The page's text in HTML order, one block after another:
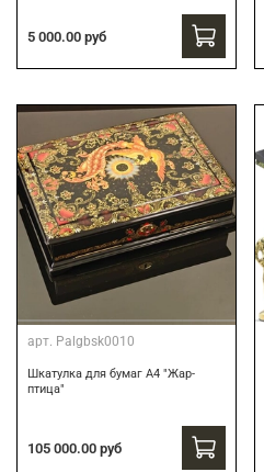
5 000.00 руб
арт. Palgbsk0010
Шкатулка для бумаг А4 "Жар-
птица"
105 000.00 руб